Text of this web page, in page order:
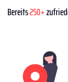
Bereits250+